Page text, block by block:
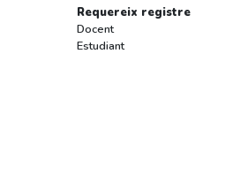
Requereix registre
Docent
Estudiant